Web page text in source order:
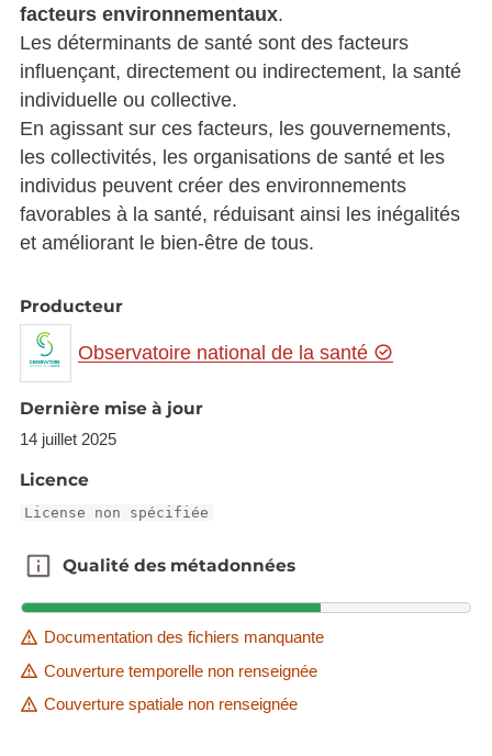
facteurs environnementaux.
Les déterminants de santé sont des facteurs
influençant, directement ou indirectement, la santé
individuelle ou collective.
En agissant sur ces facteurs, les gouvernements,
les collectivités, les organisations de santé et les
individus peuvent créer des environnements
favorables à la santé, réduisant ainsi les inégalités
et améliorant le bien-être de tous.
Producteur
Observatoire national de la santé
Dernière mise à jour
14 juillet 2025
Licence
License non spécifiée
Qualité des métadonnées
Qualité des métadonnées
Documentation des fichiers manquante
Couverture temporelle non renseignée
Couverture spatiale non renseignée